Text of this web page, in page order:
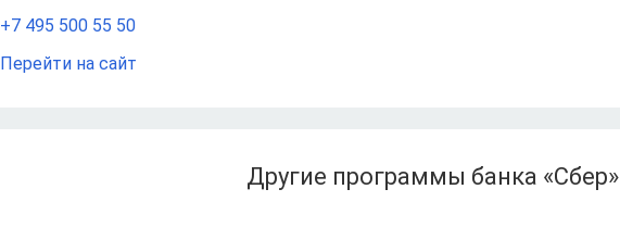
+7 495 500 55 50
Перейти на сайт
Другие программы банка «Сбер»